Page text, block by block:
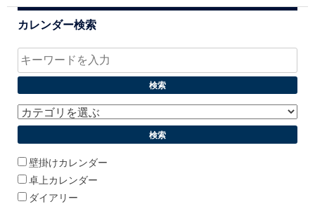
カレンダー検索
壁掛けカレンダー
卓上カレンダー
ダイアリー